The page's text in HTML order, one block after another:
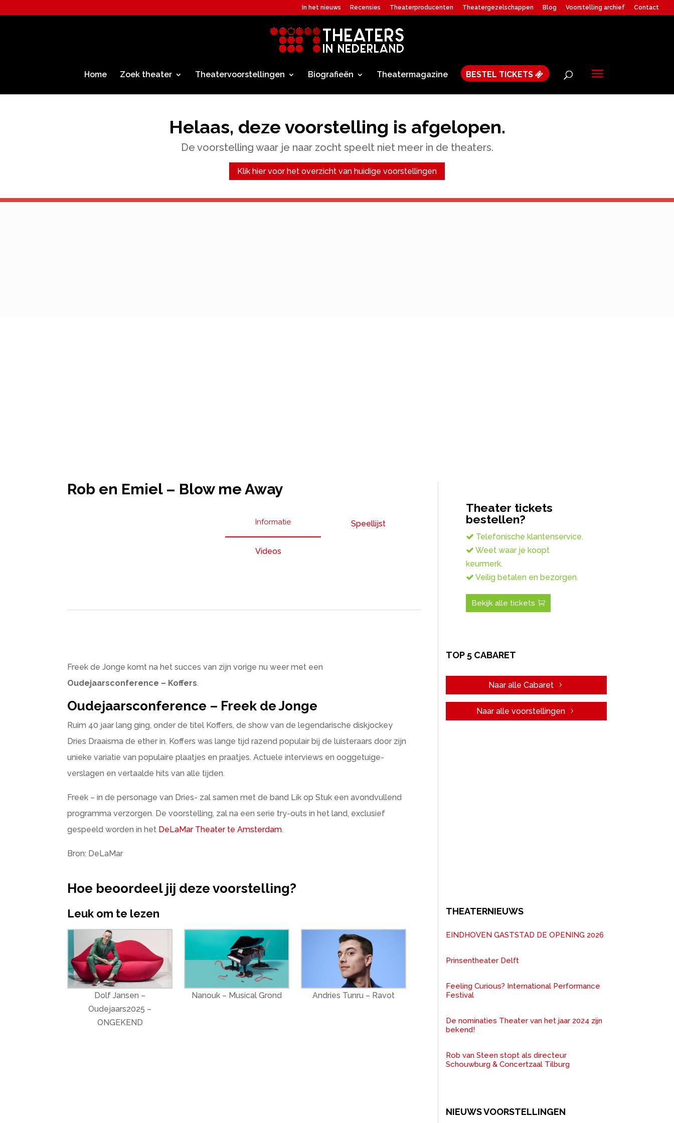
In het nieuws Recensies Theaterproducenten Theatergezelschappen Blog Voorstelling archief Contact
Home Zoek theater Theatervoorstellingen Biografieën Theatermagazine BESTEL TICKETS
Helaas, deze voorstelling is afgelopen.
De voorstelling waar je naar zocht speelt niet meer in de theaters.
Klik hier voor het overzicht van huidige voorstellingen
Rob en Emiel – Blow me Away
Informatie Speellijst
Videos
Freek de Jonge komt na het succes van zijn vorige nu weer met een
Oudejaarsconference – Koffers.
Oudejaarsconference – Freek de Jonge
Ruim 40 jaar lang ging, onder de titel Koffers, de show van de legendarische diskjockey
Dries Draaisma de ether in. Koffers was lange tijd razend populair bij de luisteraars door zijn
unieke variatie van populaire plaatjes en praatjes. Actuele interviews en ooggetuige-
verslagen en vertaalde hits van alle tijden.
Freek – in de personage van Dries- zal samen met de band Lik op Stuk een avondvullend
programma verzorgen. De voorstelling, zal na een serie try-outs in het land, exclusief
gespeeld worden in het DeLaMar Theater te Amsterdam.
Bron: DeLaMar
Hoe beoordeel jij deze voorstelling?
Leuk om te lezen
Dolf Jansen –
Oudejaars2025 –
ONGEKEND
Nanouk – Musical Grond Andries Tunru – Ravot
Theater tickets
bestellen?
Telefonische klantenservice.
Weet waar je koopt
keurmerk.
Veilig betalen en bezorgen.
Bekijk alle tickets
TOP 5 CABARET
Naar alle Cabaret
Naar alle voorstellingen
THEATERNIEUWS
EINDHOVEN GASTSTAD DE OPENING 2026
Prinsentheater Delft
Feeling Curious? International Performance
Festival
De nominaties Theater van het jaar 2024 zijn
bekend!
Rob van Steen stopt als directeur
Schouwburg & Concertzaal Tilburg
NIEUWS VOORSTELLINGEN